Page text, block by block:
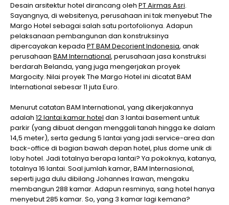
Desain arsitektur hotel dirancang oleh PT Airmas Asri.
Sayangnya, di websitenya, perusahaan ini tak menyebut The
Margo Hotel sebagai salah satu portofolionya. Adapun
pelaksanaan pembangunan dan konstruksinya
dipercayakan kepada PT BAM Decorient Indonesia, anak
perusahaan BAM International, perusahaan jasa konstruksi
berdarah Belanda, yang juga mengerjakan proyek
Margocity. Nilai proyek The Margo Hotel ini dicatat BAM
International sebesar 11 juta Euro.
Menurut catatan BAM International, yang dikerjakannya
adalah 12 lantai kamar hotel dan 3 lantai basement untuk
parkir (yang dibuat dengan menggali tanah hingga ke dalam
14,5 meter), serta gedung 5 lantai yang jadi service-area dan
back-office di bagian bawah depan hotel, plus dome unik di
loby hotel. Jadi totalnya berapa lantai? Ya pokoknya, katanya,
totalnya 16 lantai. Soal jumlah kamar, BAM Internasional,
seperti juga dulu dibilang Johannes Irawan, mengaku
membangun 288 kamar. Adapun resminya, sang hotel hanya
menyebut 285 kamar. So, yang 3 kamar lagi kemana?